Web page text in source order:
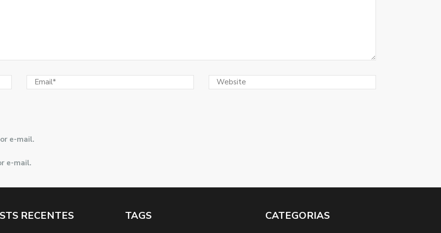
e-mail.
e-mail.
RECENTES TAGS CATEGORIAS